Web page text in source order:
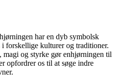
har en dyb symbolsk
forskellige kulturer og traditioner.
magi og styrke gør enhjørningen til
opfordrer os til at søge indre